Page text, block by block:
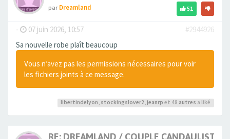
parDreamland 51
- 07 juin 2026, 10:57
#2944926
Sa nouvelle robe plaît beaucoup
Vous n’avez pas les permissions nécessaires pour voir
les fichiers joints à ce message.
libertindelyon, stockingslover2, jeanrp et 48 autres a liké
RE: DREAMLAND / COUPLE CANDAULISTE